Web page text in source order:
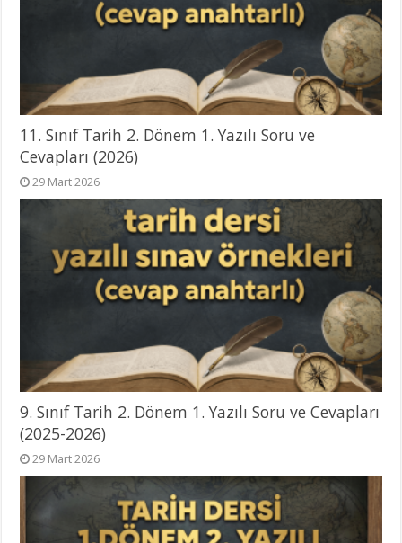
11. Sınıf Tarih 2. Dönem 1. Yazılı Soru ve
Cevapları (2026)
29 Mart 2026
9. Sınıf Tarih 2. Dönem 1. Yazılı Soru ve Cevapları
(2025-2026)
29 Mart 2026